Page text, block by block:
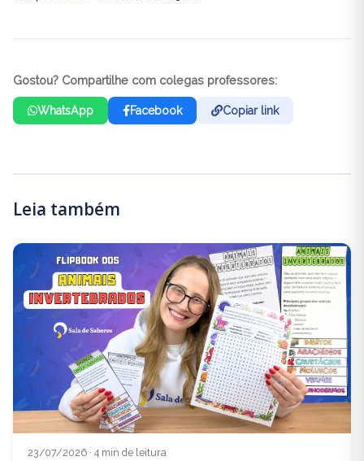
Gostou? Compartilhe com colegas professores:
WhatsApp Facebook Copiar link
Leia também
23/07/2026 · 4 min de leitura